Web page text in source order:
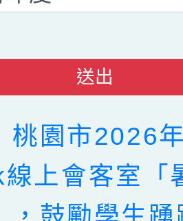
送出
桃園市2026
上會客室「